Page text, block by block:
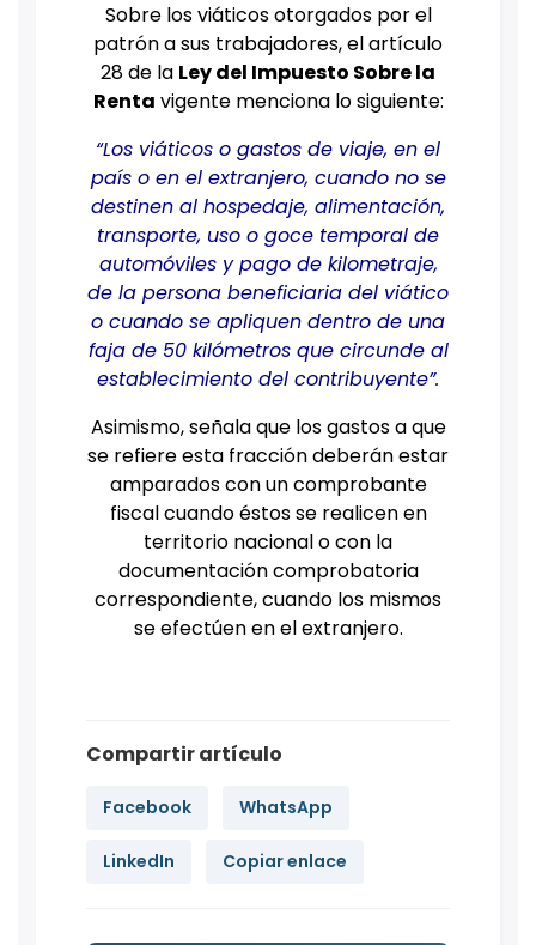
Sobre los viáticos otorgados por el
patrón a sus trabajadores, el artículo
28 de la Ley del Impuesto Sobre la
Renta vigente menciona lo siguiente:
“Los viáticos o gastos de viaje, en el
país o en el extranjero, cuando no se
destinen al hospedaje, alimentación,
transporte, uso o goce temporal de
automóviles y pago de kilometraje,
de la persona beneficiaria del viático
o cuando se apliquen dentro de una
faja de 50 kilómetros que circunde al
establecimiento del contribuyente”.
Asimismo, señala que los gastos a que
se refiere esta fracción deberán estar
amparados con un comprobante
fiscal cuando éstos se realicen en
territorio nacional o con la
documentación comprobatoria
correspondiente, cuando los mismos
se efectúen en el extranjero.
Compartir artículo
Facebook WhatsApp
LinkedIn Copiar enlace